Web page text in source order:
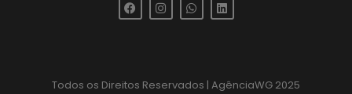
Todos os Direitos Reservados | AgênciaWG 2025